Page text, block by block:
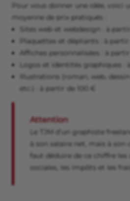
Pour vous donner une idée, voici
moyenne de prix pratiqués :
Sites web et webdesign : à
Plaquettes et dépliants : à partir
Affiches personnalisées : à
Logos et identités graphiques :
Illustrations (roman, web,
etc.) : à partir de 100 €
Attention
Le TJM d’un graphiste
à son salaire net, mais à son
faut déduire de ce chiffre
sociales, les impôts et les